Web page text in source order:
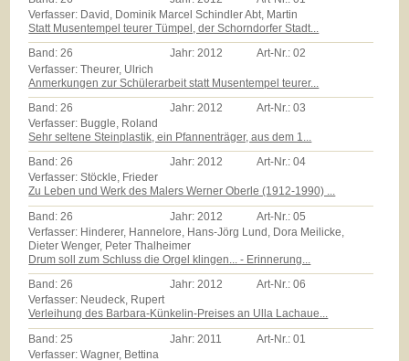
Verfasser: David, Dominik Marcel Schindler Abt, Martin
Statt Musentempel teurer Tümpel, der Schorndorfer Stadt...
Band:26 Jahr:2012 Art-Nr.:02
Verfasser: Theurer, Ulrich
Anmerkungen zur Schülerarbeit statt Musentempel teurer...
Band:26 Jahr:2012 Art-Nr.:03
Verfasser: Buggle, Roland
Sehr seltene Steinplastik, ein Pfannenträger, aus dem 1...
Band:26 Jahr:2012 Art-Nr.:04
Verfasser: Stöckle, Frieder
Zu Leben und Werk des Malers Werner Oberle (1912-1990) ...
Band: 26 Jahr: 2012 Art-Nr.:05
Verfasser: Hinderer, Hannelore, Hans-Jörg Lund, Dora Meilicke,
Dieter Wenger, Peter Thalheimer
Drum soll zum Schluss die Orgel klingen... - Erinnerung...
Band:26 Jahr:2012 Art-Nr.:06
Verfasser: Neudeck, Rupert
Verleihung des Barbara-Künkelin-Preises an Ulla Lachaue...
Band: 25 Jahr: 2011 Art-Nr.:01
Verfasser: Wagner, Bettina